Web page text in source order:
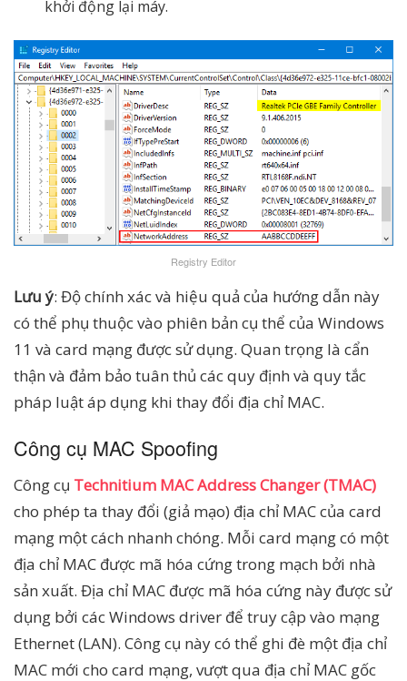
khởi động lại máy.
Registry Editor
Lưu ý: Độ chính xác và hiệu quả của hướng dẫn này
có thể phụ thuộc vào phiên bản cụ thể của Windows
11 và card mạng được sử dụng. Quan trọng là cẩn
thận và đảm bảo tuân thủ các quy định và quy tắc
pháp luật áp dụng khi thay đổi địa chỉ MAC.
Công cụ MAC Spoofing
Công cụ Technitium MAC Address Changer (TMAC)
cho phép ta thay đổi (giả mạo) địa chỉ MAC của card
mạng một cách nhanh chóng. Mỗi card mạng có một
địa chỉ MAC được mã hóa cứng trong mạch bởi nhà
sản xuất. Địa chỉ MAC được mã hóa cứng này được sử
dụng bởi các Windows driver để truy cập vào mạng
Ethernet (LAN). Công cụ này có thể ghi đè một địa chỉ
MAC mới cho card mạng, vượt qua địa chỉ MAC gốc